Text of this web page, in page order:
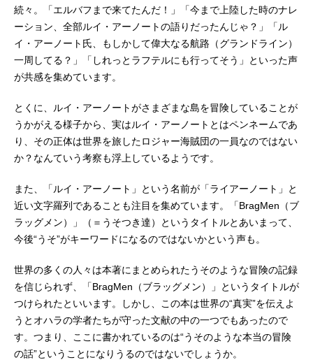
続々。「エルバフまで来てたんだ！」「今まで上陸した時のナレ
ーション、全部ルイ・アーノートの語りだったんじゃ？」「ル
イ・アーノート氏、もしかして偉大なる航路（グランドライン）
一周してる？」「しれっとラフテルにも行ってそう」といった声
が共感を集めています。
とくに、ルイ・アーノートがさまざまな島を冒険していることが
うかがえる様子から、実はルイ・アーノートとはペンネームであ
り、その正体は世界を旅したロジャー海賊団の一員なのではない
か？なんていう考察も浮上しているようです。
また、「ルイ・アーノート」という名前が「ライアーノート」と
近い文字羅列であることも注目を集めています。「BragMen（ブ
ラッグメン）」（＝うそつき達）というタイトルとあいまって、
今後“うそ”がキーワードになるのではないかという声も。
世界の多くの人々は本著にまとめられたうそのような冒険の記録
を信じられず、「BragMen（ブラッグメン）」というタイトルが
つけられたといいます。しかし、この本は世界の“真実”を伝えよ
うとオハラの学者たちが守った文献の中の一つでもあったので
す。つまり、ここに書かれているのは“うそのような本当の冒険
の話”ということになりうるのではないでしょうか。